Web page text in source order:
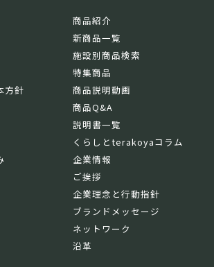
方針
商品紹介
新商品一覧
施設別商品検索
特集商品
商品説明動画
商品Q&A
説明書一覧
くらしとterakoyaコラム
企業情報
ご挨拶
企業理念と行動指針
ブランドメッセージ
ネットワーク
沿革